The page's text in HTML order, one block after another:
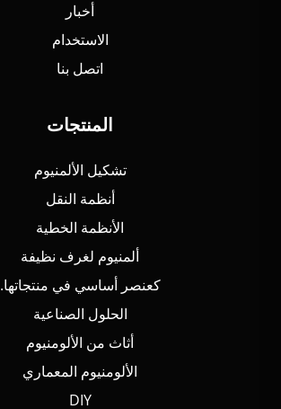
أخبار
الاستخدام
اتصل بنا
المنتجات
تشكيل الألمنيوم
أنظمة النقل
الأنظمة الخطية
ألمنيوم لغرف نظيفة
كعنصر أساسي في منتجاتها.
الحلول الصناعية
أثاث من الألومنيوم
الألومنيوم المعماري
DIY